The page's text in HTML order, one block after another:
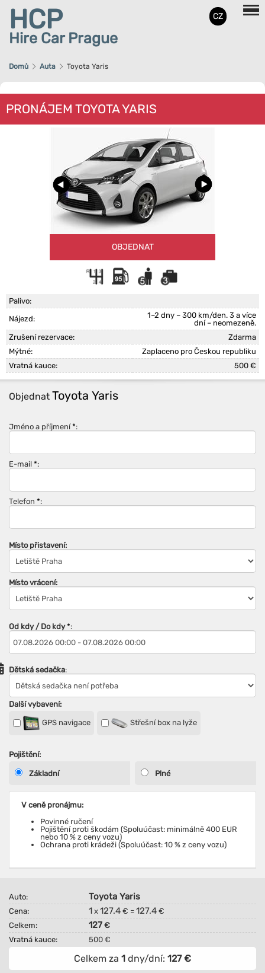
HCP
Hire Car Prague
CZ
Domů Auta Toyota Yaris
PRONÁJEM TOYOTA YARIS
OBJEDNAT
Palivo:
Nájezd:
1–2 dny – 300 km/den. 3 a více
dní – neomezeně.
Zrušení rezervace:
Zdarma
Mýtné:
Zaplaceno pro Českou republiku
Vratná kauce:
500 €
Objednat Toyota Yaris
Jméno a příjmení*:
E-mail *:
Telefon *:
Místo přistavení:
Místo vrácení:
Od kdy / Do kdy *:
Dětská sedačka:
Další vybavení:
GPS navigace Střešní box na lyže
Pojištění:
Základní Plné
V ceně pronájmu:
Povinné ručení
Pojištění proti škodám (Spoluúčast: minimálně 400 EUR
nebo 10 % z ceny vozu)
Ochrana proti krádeži (Spoluúčast: 10 % z ceny vozu)
Auto: Toyota Yaris
Cena: 1 x 127.4 € = 127.4 €
Celkem:
127 €
Vratná kauce:
500 €
Celkem za 1 dny/dní: 127€